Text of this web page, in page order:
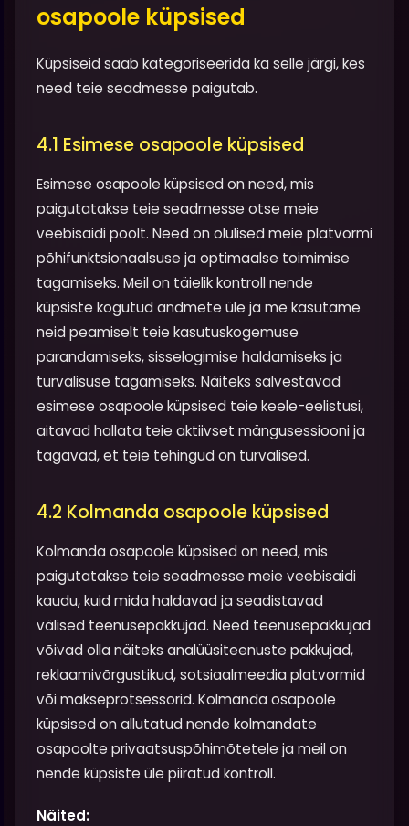
osapoole küpsised
Küpsiseid saab kategoriseerida ka selle järgi, kes
need teie seadmesse paigutab.
4.1 Esimese osapoole küpsised
Esimese osapoole küpsised on need, mis
paigutatakse teie seadmesse otse meie
veebisaidi poolt. Need on olulised meie platvormi
põhifunktsionaalsuse ja optimaalse toimimise
tagamiseks. Meil on täielik kontroll nende
küpsiste kogutud andmete üle ja me kasutame
neid peamiselt teie kasutuskogemuse
parandamiseks, sisselogimise haldamiseks ja
turvalisuse tagamiseks. Näiteks salvestavad
esimese osapoole küpsised teie keele-eelistusi,
aitavad hallata teie aktiivset mängusessiooni ja
tagavad, et teie tehingud on turvalised.
4.2 Kolmanda osapoole küpsised
Kolmanda osapoole küpsised on need, mis
paigutatakse teie seadmesse meie veebisaidi
kaudu, kuid mida haldavad ja seadistavad
välised teenusepakkujad. Need teenusepakkujad
võivad olla näiteks analüüsiteenuste pakkujad,
reklaamivõrgustikud, sotsiaalmeedia platvormid
või makseprotsessorid. Kolmanda osapoole
küpsised on allutatud nende kolmandate
osapoolte privaatsuspõhimõtetele ja meil on
nende küpsiste üle piiratud kontroll.
Näited: